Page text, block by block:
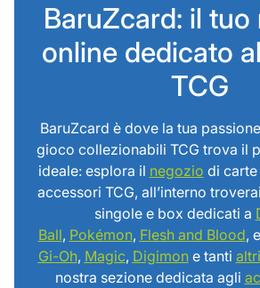
BaruZcard: il tuo
online dedicato
TCG
BaruZcard è dove la tua
gioco collezionabili TCG trova il
ideale: esplora il negozio di
accessori TCG, all’interno
singole e box dedicati a
Ball, Pokémon, Flesh and Blood,
Gi-Oh, Magic, Digimone tanti
nostra sezione dedicata agli